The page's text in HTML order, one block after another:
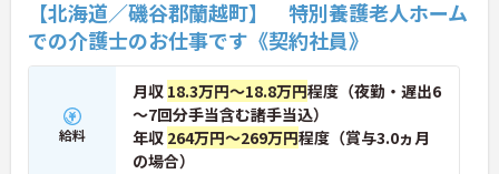
【北海道／磯谷郡蘭越町】 特別養護老人ホーム
での介護士のお仕事です《契約社員》
給料
月収 18.3万円～18.8万円程度（夜勤・遅出6
～7回分手当含む諸手当込）
年収 264万円～269万円程度（賞与3.0ヵ月
の場合）